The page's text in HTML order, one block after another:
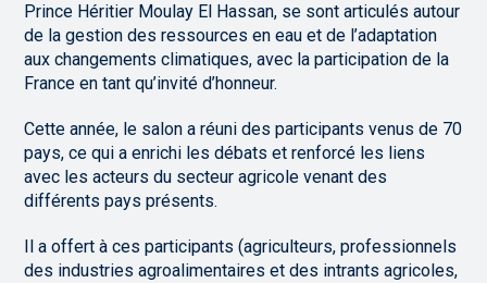
Prince Héritier Moulay El Hassan, se sont articulés autour
de la gestion des ressources en eau et de l’adaptation
aux changements climatiques, avec la participation de la
France en tant qu’invité d’honneur.
Cette année, le salon a réuni des participants venus de 70
pays, ce qui a enrichi les débats et renforcé les liens
avec les acteurs du secteur agricole venant des
différents pays présents.
Il a offert à ces participants (agriculteurs, professionnels
des industries agroalimentaires et des intrants agricoles,